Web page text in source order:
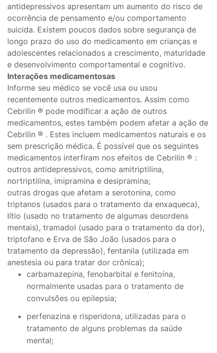
antidepressivos apresentam um aumento do risco de
ocorrência de pensamento e/ou comportamento
suicida. Existem poucos dados sobre segurança de
longo prazo do uso do medicamento em crianças e
adolescentes relacionados a crescimento, maturidade
e desenvolvimento comportamental e cognitivo.
Interações medicamentosas
Informe seu médico se você usa ou usou
recentemente outros medicamentos. Assim como
Cebrilin ® pode modificar a ação de outros
medicamentos, estes também podem afetar a ação de
Cebrilin ® . Estes incluem medicamentos naturais e os
sem prescrição médica. É possível que os seguintes
medicamentos interfiram nos efeitos de Cebrilin ® :
outros antidepressivos, como amitriptilina,
nortriptilina, imipramina e desipramina;
outras drogas que afetam a serotonina, como
triptanos (usados para o tratamento da enxaqueca),
lítio (usado no tratamento de algumas desordens
mentais), tramadol (usado para o tratamento da dor),
triptofano e Erva de São João (usados para o
tratamento da depressão), fentanila (utilizada em
anestesia ou para tratar dor crônica);
carbamazepina, fenobarbital e fenitoína,
normalmente usadas para o tratamento de
convulsões ou epilepsia;
perfenazina e risperidona, utilizadas para o
tratamento de alguns problemas da saúde
mental;